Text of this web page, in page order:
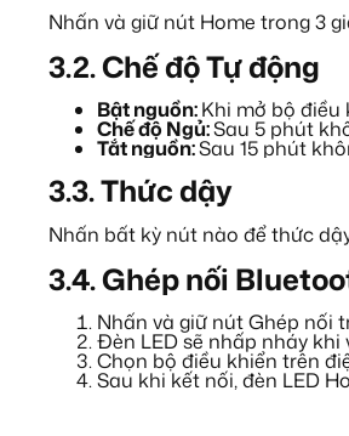
Nhấn và giữ nút Home trong 3
3.2. Chế độ Tự động
Bật nguồn:Khi mở bộ điều
Chế độ Ngủ:Sau 5 phút
Tắt nguồn:Sau 15 phút
3.3. Thức dậy
Nhấn bất kỳ nút nào để thức
3.4. Ghép nối
Nhấn và giữ nút Ghép nối
Đèn LED sẽ nhấp nháy khi
Chọn bộ điều khiển trên
Sau khi kết nối, đèn LED